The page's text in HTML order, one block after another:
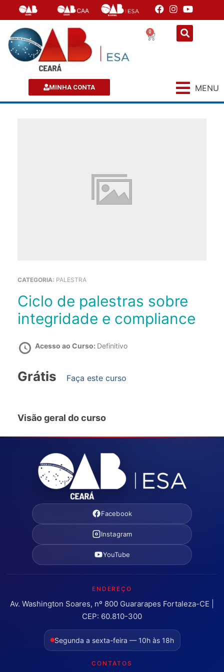
0
MINHA CONTA MENU
CATEGORIA: PALESTRA
Ciclo de palestras sobre
integridade e compliance
Acesso ao Curso: Definitivo
Grátis Faça este curso
Visão geral do curso
Facebook
Instagram
YouTube
ENDEREÇO
Av. Washington Soares, nº 800 Guararapes Fortaleza-CE |
CEP: 60.810-300
Segunda a sexta-feira — 10h às 18h
CONTATOS